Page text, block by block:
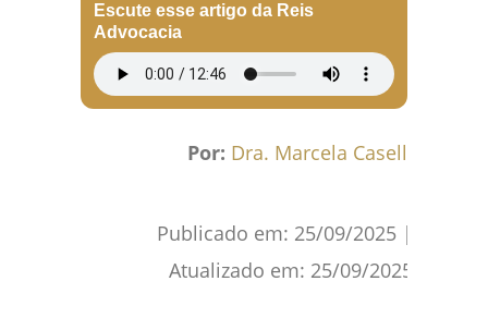
Escute esse artigo da Reis
Advocacia
Por: Dra. Marcela Caselli
Publicado em: 25/09/2025 |
Atualizado em: 25/09/2025